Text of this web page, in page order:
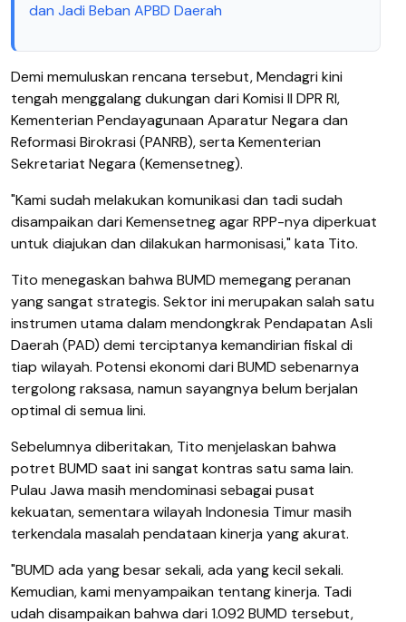
dan Jadi Beban APBD Daerah
Demi memuluskan rencana tersebut, Mendagri kini
tengah menggalang dukungan dari Komisi II DPR RI,
Kementerian Pendayagunaan Aparatur Negara dan
Reformasi Birokrasi (PANRB), serta Kementerian
Sekretariat Negara (Kemensetneg).
"Kami sudah melakukan komunikasi dan tadi sudah
disampaikan dari Kemensetneg agar RPP-nya diperkuat
untuk diajukan dan dilakukan harmonisasi," kata Tito.
Tito menegaskan bahwa BUMD memegang peranan
yang sangat strategis. Sektor ini merupakan salah satu
instrumen utama dalam mendongkrak Pendapatan Asli
Daerah (PAD) demi terciptanya kemandirian fiskal di
tiap wilayah. Potensi ekonomi dari BUMD sebenarnya
tergolong raksasa, namun sayangnya belum berjalan
optimal di semua lini.
Sebelumnya diberitakan, Tito menjelaskan bahwa
potret BUMD saat ini sangat kontras satu sama lain.
Pulau Jawa masih mendominasi sebagai pusat
kekuatan, sementara wilayah Indonesia Timur masih
terkendala masalah pendataan kinerja yang akurat.
"BUMD ada yang besar sekali, ada yang kecil sekali.
Kemudian, kami menyampaikan tentang kinerja. Tadi
udah disampaikan bahwa dari 1.092 BUMD tersebut,